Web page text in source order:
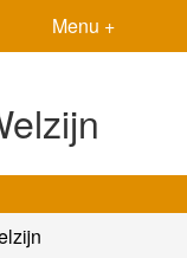
Menu +